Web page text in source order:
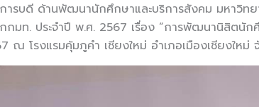
รบดี ด้านพัฒนานักศึกษาและบริการสังคม มหาวิท
กมท. ประจำปี พ.ศ. 2567 เรื่อง “การพัฒนานิสิต
โรงแรมคุ้มภูคำ เชียงใหม่ อำเภอเมืองเชียงใหม่